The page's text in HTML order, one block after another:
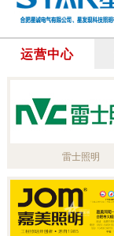
运营中心
雷士照明